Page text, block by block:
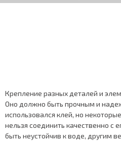
Крепление разных деталей и
Оно должно быть прочным и
использовался клей, но
нельзя соединить качественно с
быть неустойчив к воде, другим